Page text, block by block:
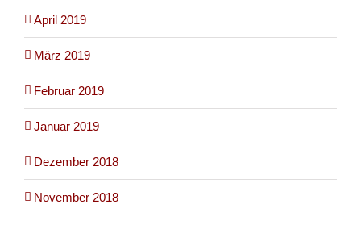
April 2019
März 2019
Februar 2019
Januar 2019
Dezember 2018
November 2018